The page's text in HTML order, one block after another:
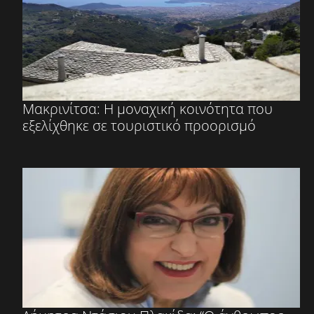
Μακρινίτσα: Η μοναχική κοινότητα που
εξελίχθηκε σε τουριστικό προορισμό